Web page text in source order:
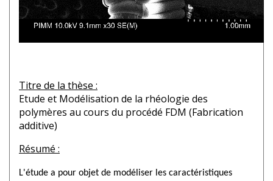
Titre de la thèse :
Etude et Modélisation de la rhéologie des
polymères au cours du procédé FDM (Fabrication
additive)
Résumé :
L'étude a pour objet de modéliser les caractéristiques